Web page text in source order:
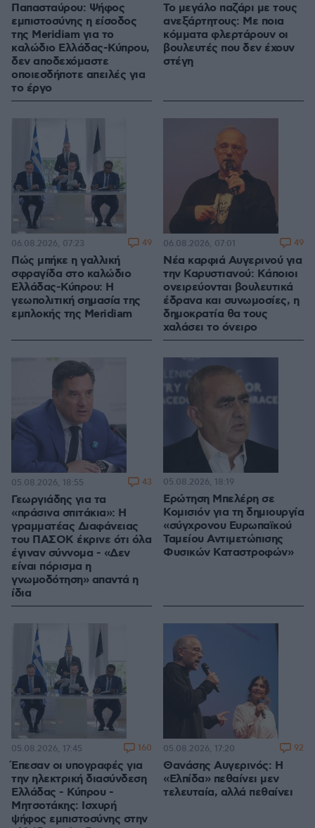
Παπασταύρου: Ψήφος
εμπιστοσύνης η είσοδος
της Meridiam για το
καλώδιο Ελλάδας-Κύπρου,
δεν αποδεχόμαστε
οποιεσδήποτε απειλές για
το έργο
Το μεγάλο παζάρι με τους
ανεξάρτητους: Με ποια
κόμματα φλερτάρουν οι
βουλευτές που δεν έχουν
στέγη
Πώς μπήκε η γαλλική
σφραγίδα στο καλώδιο
Ελλάδας-Κύπρου: Η
γεωπολιτική σημασία της
εμπλοκής της Meridiam
06.08.2026, 07:23 49
Νέα καρφιά Αυγερινού για
την Καρυστιανού: Kάποιοι
ονειρεύονται βουλευτικά
έδρανα και συνωμοσίες, η
δημοκρατία θα τους
χαλάσει το όνειρο
06.08.2026, 07:01 49
Γεωργιάδης για τα
«πράσινα σπιτάκια»: Η
γραμματέας Διαφάνειας
του ΠΑΣΟΚ έκρινε ότι όλα
έγιναν σύννομα - «Δεν
είναι πόρισμα η
γνωμοδότηση» απαντά η
ίδια
05.08.2026, 18:55 43
Ερώτηση Μπελέρη σε
Κομισιόν για τη δημιουργία
«σύγχρονου Ευρωπαϊκού
Ταμείου Αντιμετώπισης
Φυσικών Καταστροφών»
05.08.2026, 18:19
Έπεσαν οι υπογραφές για
την ηλεκτρική διασύνδεση
Ελλάδας - Κύπρου -
Μητσοτάκης: Ισχυρή
ψήφος εμπιστοσύνης στην
05.08.2026, 17:45 160
Θανάσης Αυγερινός: Η
«Ελπίδα» πεθαίνει μεν
τελευταία, αλλά πεθαίνει
05.08.2026, 17:20 92